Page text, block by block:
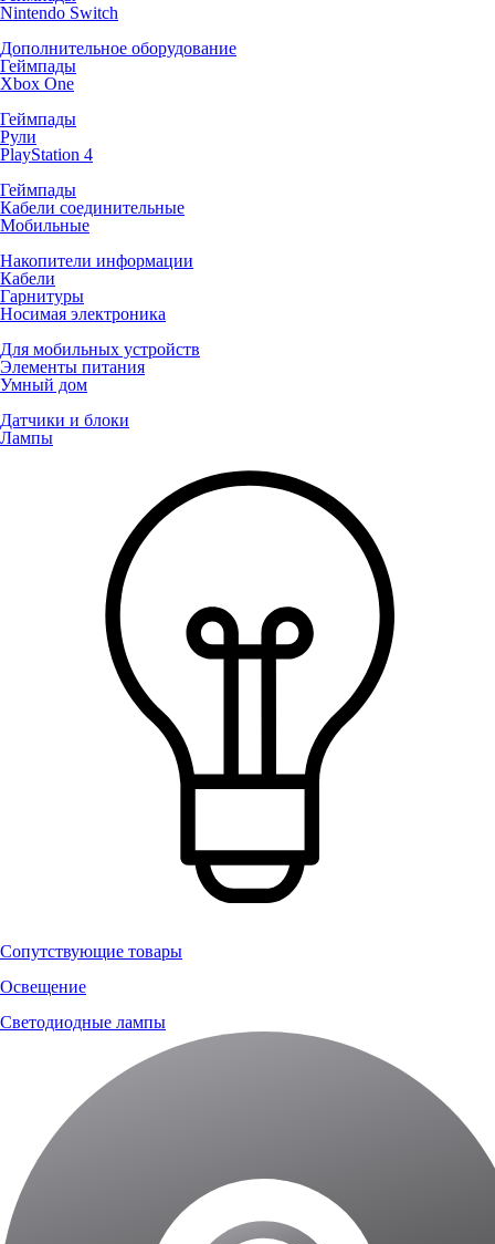
Nintendo Switch
Дополнительное оборудование
Геймпады
Xbox One
Геймпады
Рули
PlayStation 4
Геймпады
Кабели соединительные
Мобильные
Накопители информации
Кабели
Гарнитуры
Носимая электроника
Для мобильных устройств
Элементы питания
Умный дом
Датчики и блоки
Лампы
Сопутствующие товары
Освещение
Светодиодные лампы